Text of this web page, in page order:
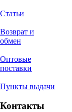
Статьи
Возврат и
обмен
Оптовые
поставки
Пункты выдачи
Контакты